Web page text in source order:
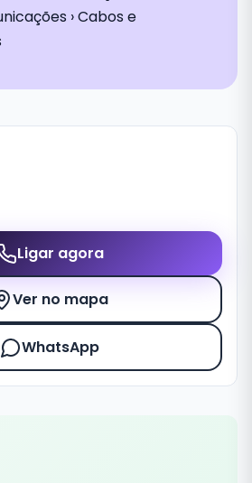
› Cabos e
Ligar agora
Ver no mapa
WhatsApp